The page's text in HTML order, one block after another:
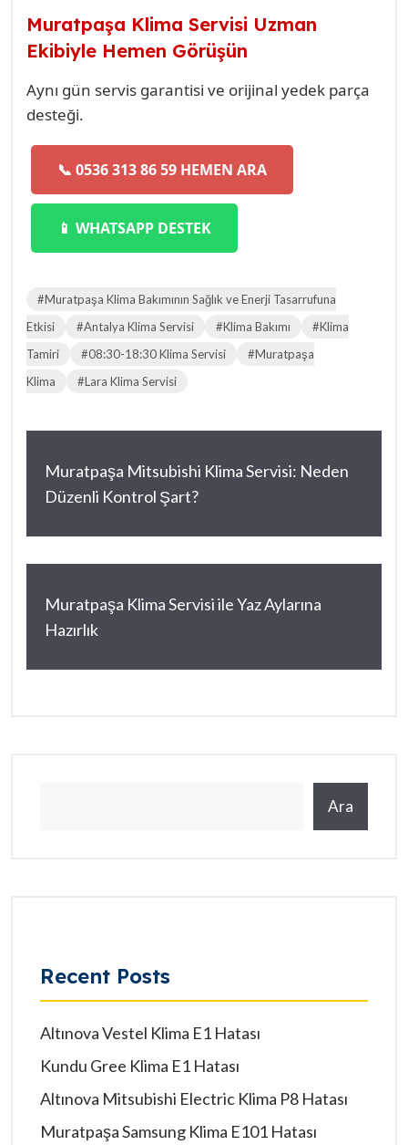
Muratpaşa Klima Servisi Uzman
Ekibiyle Hemen Görüşün
Aynı gün servis garantisi ve orijinal yedek parça
desteği.
📞 0536 313 86 59 HEMEN ARA
📱 WHATSAPP DESTEK
#Muratpaşa Klima Bakımının Sağlık ve Enerji Tasarrufuna
Etkisi
#Antalya Klima Servisi #Klima Bakımı
#Klima
Tamiri
#08:30-18:30 Klima Servisi
#Muratpaşa
Klima
#Lara Klima Servisi
Muratpaşa Mitsubishi Klima Servisi: Neden
Düzenli Kontrol Şart?
Muratpaşa Klima Servisi ile Yaz Aylarına
Hazırlık
Ara
Recent Posts
Altınova Vestel Klima E1 Hatası
Kundu Gree Klima E1 Hatası
Altınova Mitsubishi Electric Klima P8 Hatası
Muratpaşa Samsung Klima E101 Hatası